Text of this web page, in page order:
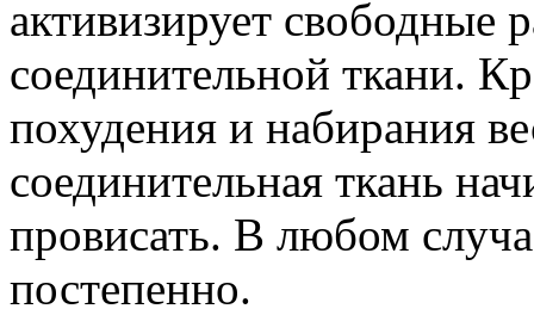
активизирует свободные
соединительной ткани.
похудения и набирания
соединительная ткань
провисать. В любом
постепенно.